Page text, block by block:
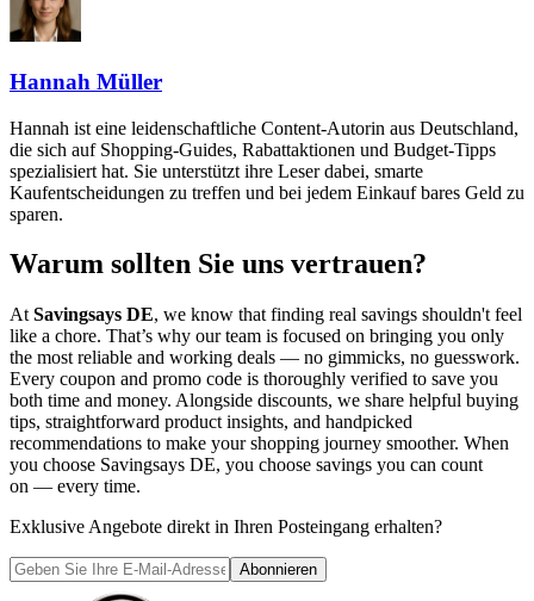
Hannah Müller
Hannah ist eine leidenschaftliche Content-Autorin aus Deutschland,
die sich auf Shopping-Guides, Rabattaktionen und Budget-Tipps
spezialisiert hat. Sie unterstützt ihre Leser dabei, smarte
Kaufentscheidungen zu treffen und bei jedem Einkauf bares Geld zu
sparen.
Warum sollten Sie uns vertrauen?
At Savingsays DE, we know that finding real savings shouldn't feel
like a chore. That’s why our team is focused on bringing you only
the most reliable and working deals — no gimmicks, no guesswork.
Every coupon and promo code is thoroughly verified to save you
both time and money. Alongside discounts, we share helpful buying
tips, straightforward product insights, and handpicked
recommendations to make your shopping journey smoother. When
you choose Savingsays DE, you choose savings you can count
on — every time.
Exklusive Angebote direkt in Ihren Posteingang erhalten?
Abonnieren